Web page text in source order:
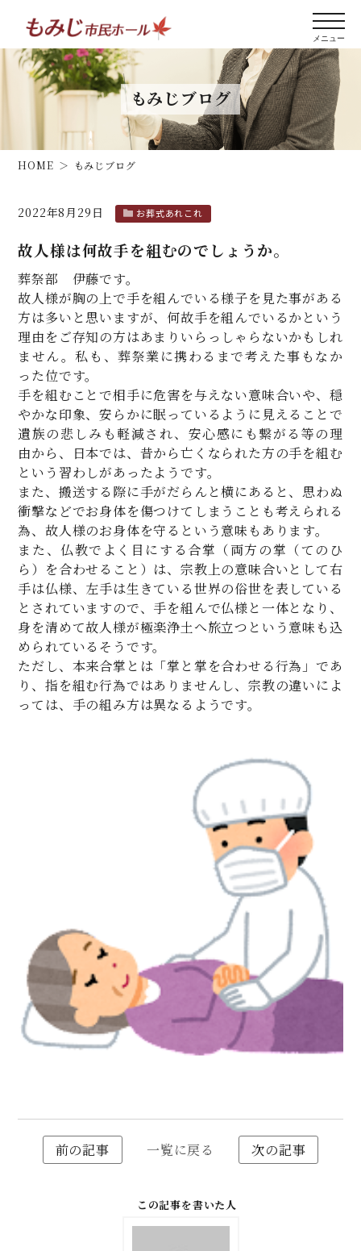
もみじブログ
HOME もみじブログ
2022年8月29日 お葬式あれこれ
故人様は何故手を組むのでしょうか。
葬祭部 伊藤です。
故人様が胸の上で手を組んでいる様子を見た事がある
方は多いと思いますが、何故手を組んでいるかという
理由をご存知の方はあまりいらっしゃらないかもしれ
ません。私も、葬祭業に携わるまで考えた事もなか
った位です。
手を組むことで相手に危害を与えない意味合いや、穏
やかな印象、安らかに眠っているように見えることで
遺族の悲しみも軽減され、安心感にも繋がる等の理
由から、日本では、昔から亡くなられた方の手を組む
という習わしがあったようです。
また、搬送する際に手がだらんと横にあると、思わぬ
衝撃などでお身体を傷つけてしまうことも考えられる
為、故人様のお身体を守るという意味もあります。
また、仏教でよく目にする合掌（両方の掌（てのひ
ら）を合わせること）は、宗教上の意味合いとして右
手は仏様、左手は生きている世界の俗世を表している
とされていますので、手を組んで仏様と一体となり、
身を清めて故人様が極楽浄土へ旅立つという意味も込
められているそうです。
ただし、本来合掌とは「掌と掌を合わせる行為」であ
り、指を組む行為ではありませんし、宗教の違いによ
っては、手の組み方は異なるようです。
前の記事 一覧に戻る 次の記事
この記事を書いた人